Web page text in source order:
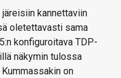
kannettaviin
oletettavasti sama
konfiguroitava TDP-
näkymin tulossa
on